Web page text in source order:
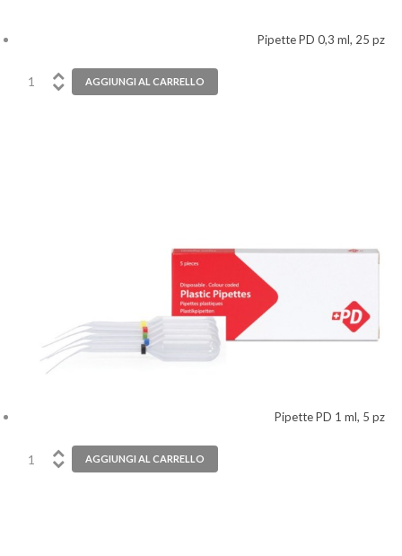
Pipette PD 0,3 ml, 25 pz
Pipette PD 1 ml, 5 pz